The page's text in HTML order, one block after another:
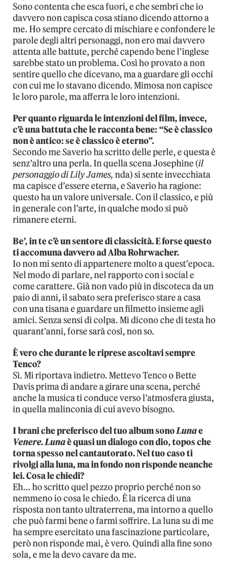
Sono contenta che esca fuori, e che sembri che io
davvero non capisca cosa stiano dicendo attorno a
me. Ho sempre cercato di mischiare e confondere le
parole degli altri personaggi, non ero mai davvero
attenta alle battute, perché capendo bene l’inglese
sarebbe stato un problema. Così ho provato a non
sentire quello che dicevano, ma a guardare gli occhi
con cui me lo stavano dicendo. Mimosa non capisce
le loro parole, ma afferra le loro intenzioni.
Per quanto riguarda le intenzioni del film, invece,
c’è una battuta che le racconta bene: “Se è classico
non è antico: se è classico è eterno”.
Secondo me Saverio ha scritto delle perle, e questa è
senz’altro una perla. In quella scena Josephine (il
personaggio di Lily James, nda) si sente invecchiata
ma capisce d’essere eterna, e Saverio ha ragione:
questo ha un valore universale. Con il classico, e più
in generale con l’arte, in qualche modo si può
rimanere eterni.
Be’, in te c’è un sentore di classicità. E forse questo
ti accomuna davvero ad Alba Rohrwacher.
Io non mi sento di appartenere molto a quest’epoca.
Nel modo di parlare, nel rapporto con i social e
come carattere. Già non vado più in discoteca da un
paio di anni, il sabato sera preferisco stare a casa
con una tisana e guardare un filmetto insieme agli
amici. Senza sensi di colpa. Mi dicono che di testa ho
quarant’anni, forse sarà così, non so.
È vero che durante le riprese ascoltavi sempre
Tenco?
Sì. Mi riportava indietro. Mettevo Tenco o Bette
Davis prima di andare a girare una scena, perché
anche la musica ti conduce verso l’atmosfera giusta,
in quella malinconia di cui avevo bisogno.
I brani che preferisco del tuo album sonoLunae
Venere. Lunaè quasi un dialogo con dio, topos che
torna spesso nel cantautorato. Nel tuo caso ti
rivolgi alla luna, ma in fondo non risponde neanche
lei. Cosa le chiedi?
Eh… ho scritto quel pezzo proprio perché non so
nemmeno io cosa le chiedo. È la ricerca di una
risposta non tanto ultraterrena, ma intorno a quello
che può farmi bene o farmi soffrire. La luna su di me
ha sempre esercitato una fascinazione particolare,
però non risponde mai, è vero. Quindi alla fine sono
sola, e me la devo cavare da me.